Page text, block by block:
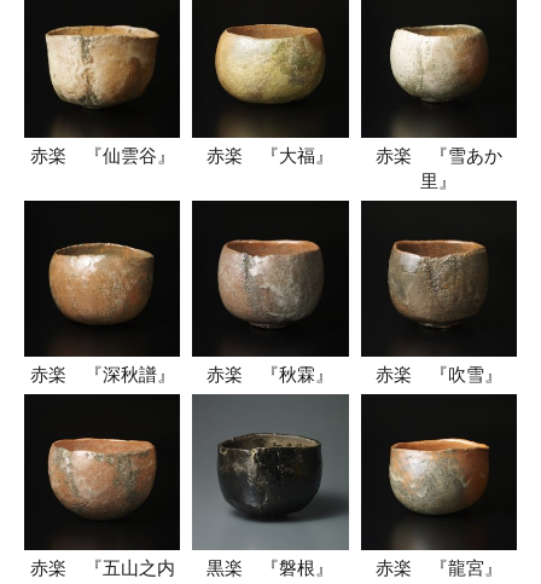
赤楽 『仙雲谷』 赤楽 『大福』
赤楽 『雪あか
里』
赤楽 『深秋譜』 赤楽 『秋霖』 赤楽 『吹雪』
赤楽 『五山之内
黒楽 『磐根』 赤楽 『龍宮』